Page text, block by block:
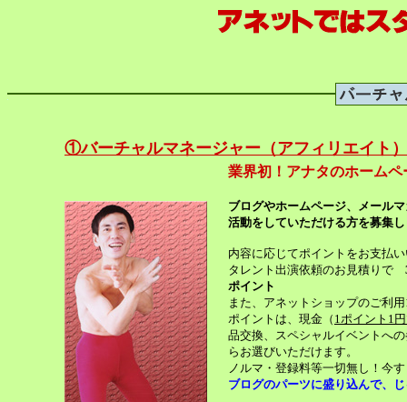
①バーチャルマネージャー（アフィリエイト）
業界初！アナタのホーム
ブログやホームページ、メール
活動をしていただける方を募集
内容に応じてポイントをお支払
タレント出演依頼のお見積りで
ポイント
また、アネットショップのご利
ポイントは、現金（ 1ポイント1
品交換、スペシャルイベントへ
らお選びいただけます。
ノルマ・登録料等一切無し！今
ブログのパーツに盛り込んで、